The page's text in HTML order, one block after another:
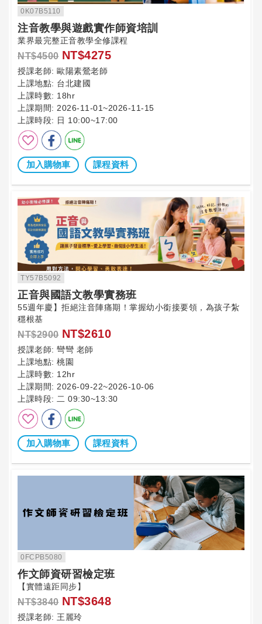
0K07B5110
注音教學與遊戲實作師資培訓
業界最完整正音教學全修課程
NT$4500 NT$4275
授課老師: 歐陽素鶯老師
上課地點: 台北建國
上課時數: 18hr
上課期間: 2026-11-01~2026-11-15
上課時段: 日 10:00~17:00
加入購物車 課程資料
TY57B5092
正音與國語文教學實務班
55週年慶】拒絕注音陣痛期！掌握幼小銜接要領，為孩子紮
穩根基
NT$2900 NT$2610
授課老師: 彎彎 老師
上課地點: 桃園
上課時數: 12hr
上課期間: 2026-09-22~2026-10-06
上課時段: 二 09:30~13:30
加入購物車 課程資料
0FCPB5080
作文師資研習檢定班
【實體遠距同步】
NT$3840 NT$3648
授課老師: 王麗玲